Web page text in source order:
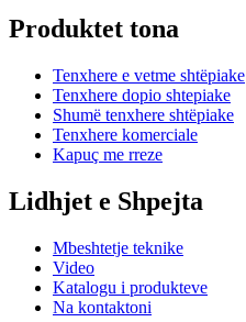
Produktet tona
Tenxhere e vetme shtëpiake
Tenxhere dopio shtepiake
Shumë tenxhere shtëpiake
Tenxhere komerciale
Kapuç me rreze
Lidhjet e Shpejta
Mbeshtetje teknike
Video
Katalogu i produkteve
Na kontaktoni